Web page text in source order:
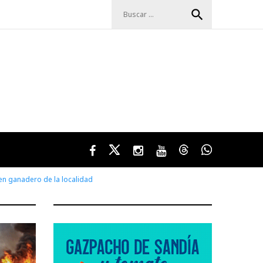
search
FacebookTwitterInstagramYoutubeThreadsWhatsApp
ganadero de la localidad